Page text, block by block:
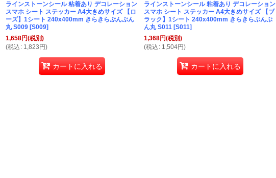
ラインストーンシール 粘着あり デコレーション
スマホ シート ステッカー A4大きめサイズ 【ロ
ーズ】1シート 240x400mm きらきらぷんぷん
丸 S009 [S009]
1,658円(税別)
(税込 : 1,823 円)
カートに入れる
ラインストーンシール 粘着あり デコレーション
スマホ シート ステッカー A4大きめサイズ 【ブ
ラック】1シート 240x400mm きらきらぷんぷ
ん丸 S011 [S011]
1,368円(税別)
(税込 : 1,504円)
カートに入れる